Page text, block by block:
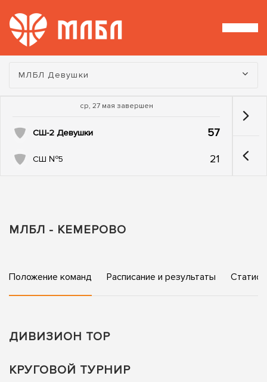
Турнир:
МЛБЛ Девушки
ср, 27 мая завершен
СШ-2 Девушки 57
СШ №5 21
МЛБЛ - КЕМЕРОВО
Положение команд Расписание и результаты
ДИВИЗИОН TOP
КРУГОВОЙ ТУРНИР